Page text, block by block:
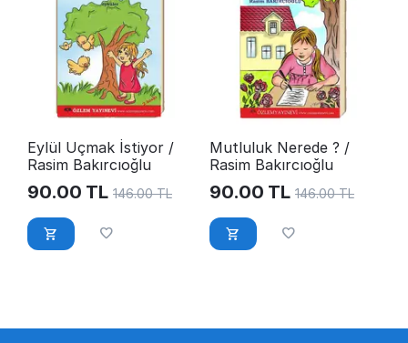
Eylül Uçmak İstiyor /
Rasim Bakırcıoğlu
90.00 TL 146.00 TL
Mutluluk Nerede ? /
Rasim Bakırcıoğlu
90.00 TL 146.00 TL